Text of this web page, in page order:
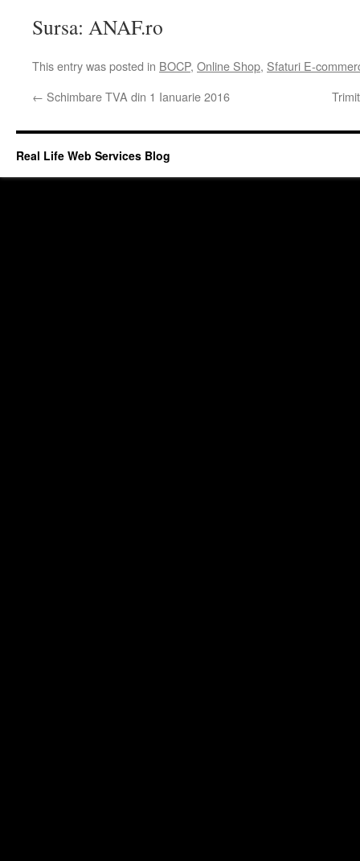
Sursa: ANAF.ro
This entry was posted in BOCP, Online Shop, Sfaturi E-
← Schimbare TVA din 1 Ianuarie 2016
Real Life Web Services Blog